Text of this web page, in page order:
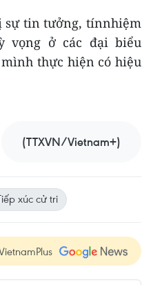
sự tin tưởng, tínnhiệm
vọng ở các đại biểu
thực hiện có hiệu
(TTXVN/Vietnam+)
xúc cử tri